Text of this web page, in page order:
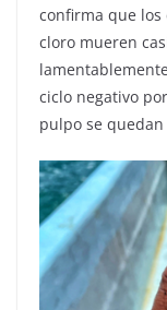
confirma que
cloro mueren
ciclo negativo
pulpo se